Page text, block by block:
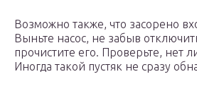
Возможно также, что засорено
Выньте насос, не забыв
прочистите его. Проверьте, нет
Иногда такой пустяк не сразу